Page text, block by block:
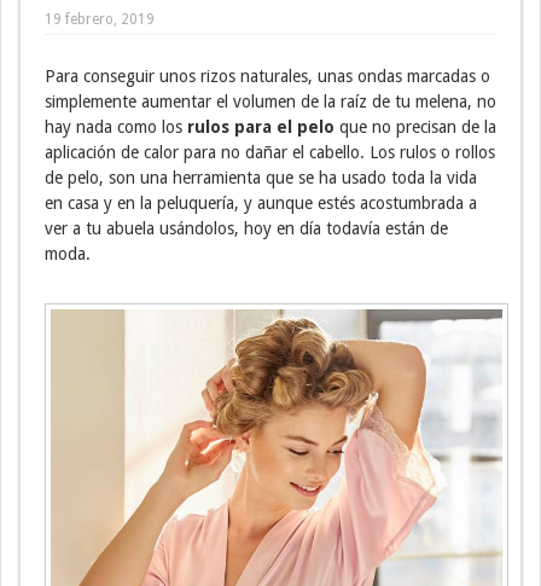
19 febrero, 2019
Para conseguir unos rizos naturales, unas ondas marcadas o
simplemente aumentar el volumen de la raíz de tu melena, no
hay nada como los rulos para el pelo que no precisan de la
aplicación de calor para no dañar el cabello. Los rulos o rollos
de pelo, son una herramienta que se ha usado toda la vida
en casa y en la peluquería, y aunque estés acostumbrada a
ver a tu abuela usándolos, hoy en día todavía están de
moda.